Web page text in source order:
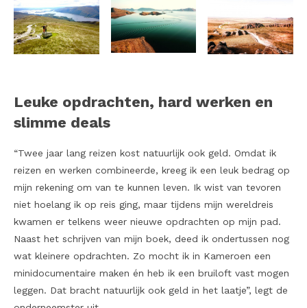
Leuke opdrachten, hard werken en
slimme deals
“Twee jaar lang reizen kost natuurlijk ook geld. Omdat ik
reizen en werken combineerde, kreeg ik een leuk bedrag op
mijn rekening om van te kunnen leven. Ik wist van tevoren
niet hoelang ik op reis ging, maar tijdens mijn wereldreis
kwamen er telkens weer nieuwe opdrachten op mijn pad.
Naast het schrijven van mijn boek, deed ik ondertussen nog
wat kleinere opdrachten. Zo mocht ik in Kameroen een
minidocumentaire maken én heb ik een bruiloft vast mogen
leggen. Dat bracht natuurlijk ook geld in het laatje”, legt de